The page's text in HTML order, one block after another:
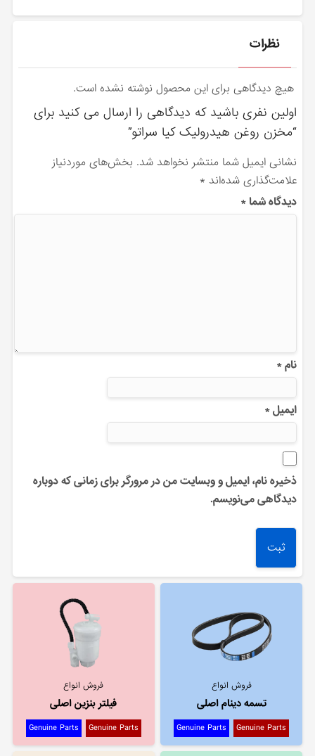
نظرات
هیچ دیدگاهی برای این محصول نوشته نشده است.
اولین نفری باشید که دیدگاهی را ارسال می کنید برای
“مخزن روغن هیدرولیک کیا سراتو”
نشانی ایمیل شما منتشر نخواهد شد. بخش‌های موردنیاز
علامت‌گذاری شده‌اند *
دیدگاه شما*
نام*
ایمیل*
ذخیره نام، ایمیل و وبسایت من در مرورگر برای زمانی که دوباره
دیدگاهی می‌نویسم.
فروش انواع
تسمه دینام اصلی
Genuine Parts
Genuine Parts
فروش انواع
فیلتر بنزین اصلی
Genuine Parts
Genuine Parts